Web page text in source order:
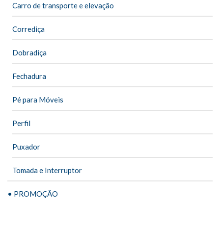
Carro de transporte e elevação
Corrediça
Dobradiça
Fechadura
Pé para Móveis
Perfil
Puxador
Tomada e Interruptor
• PROMOÇÃO